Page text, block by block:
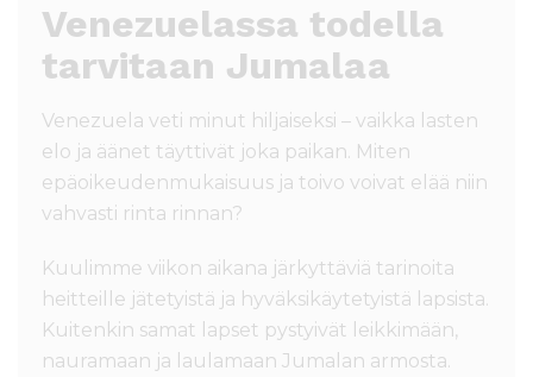
Venezuelassa todella
tarvitaan Jumalaa
Venezuela veti minut hiljaiseksi – vaikka lasten
elo ja äänet täyttivät joka paikan. Miten
epäoikeudenmukaisuus ja toivo voivat elää niin
vahvasti rinta rinnan?
Kuulimme viikon aikana järkyttäviä tarinoita
heitteille jätetyistä ja hyväksikäytetyistä lapsista.
Kuitenkin samat lapset pystyivät leikkimään,
nauramaan ja laulamaan Jumalan armosta.